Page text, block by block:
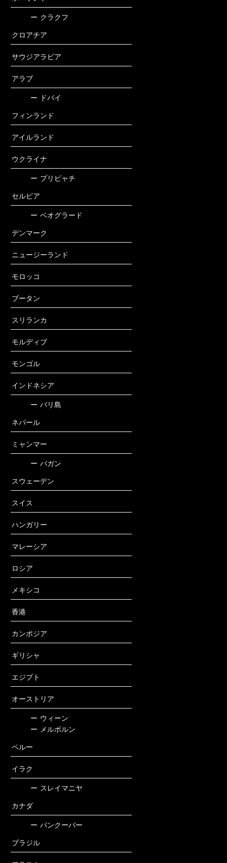
ー クラクフ
クロアチア
サウジアラビア
アラブ
ー ドバイ
フィンランド
アイルランド
ウクライナ
ー プリピャチ
セルビア
ー ベオグラード
デンマーク
ニュージーランド
モロッコ
ブータン
スリランカ
モルディブ
モンゴル
インドネシア
ー バリ島
ネパール
ミャンマー
ー バガン
スウェーデン
スイス
ハンガリー
マレーシア
ロシア
メキシコ
香港
カンボジア
ギリシャ
エジプト
オーストリア
ー ウィーン
ー
メルボルン
ペルー
イラク
ー スレイマニヤ
カナダ
ー バンクーバー
ブラジル